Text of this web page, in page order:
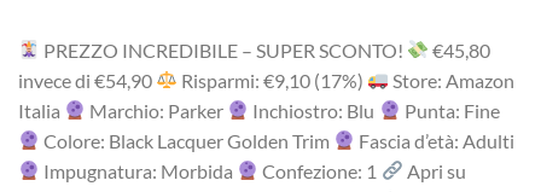
PREZZO INCREDIBILE – SUPER SCONTO!
‎€45,80
i‎nv‎ec‎e ‎di‎ €54,90
R‎is‎pa‎rm‎i: €9,10 (17%)
Store: Amazon
Italia
Marchio: Parker Inchiostro: Blu
Punta: Fine
Colore: Black Lacquer Golden Trim
Fascia d’età: Adulti
Impugnatura: Morbida
Confezione: 1
Apri su